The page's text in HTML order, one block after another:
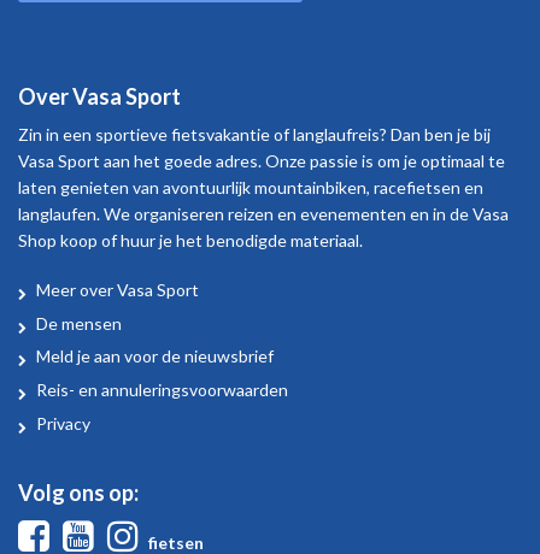
Over Vasa Sport
Zin in een sportieve fietsvakantie of langlaufreis? Dan ben je bij
Vasa Sport aan het goede adres. Onze passie is om je optimaal te
laten genieten van avontuurlijk mountainbiken, racefietsen en
langlaufen. We organiseren reizen en evenementen en in de Vasa
Shop koop of huur je het benodigde materiaal.
Over
Vasa
Sport
Meer over Vasa Sport
De mensen
Meld je aan voor de nieuwsbrief
Reis- en annuleringsvoorwaarden
Privacy
Volg ons op:
FacebookYoutube
fietsen